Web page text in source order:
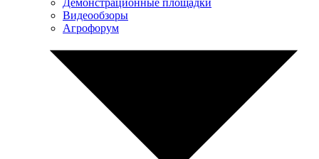
Демонстрационные площадки
Видеообзоры
Агрофорум